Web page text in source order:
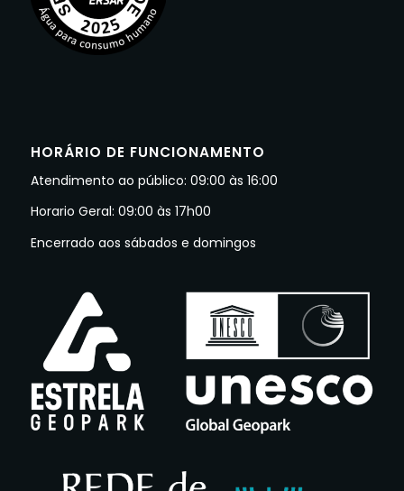
HORÁRIO DE FUNCIONAMENTO
Atendimento ao público: 09:00 às 16:00
Horario Geral: 09:00 às 17h00
Encerrado aos sábados e domingos